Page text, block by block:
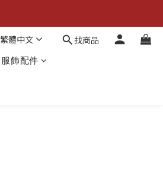
繁體中文 找商品
服飾配件